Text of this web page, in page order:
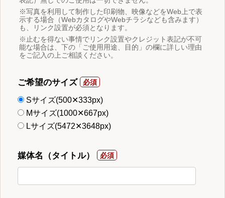
※写真を利用して制作した印刷物、映像などをWeb上で表
示する場合（WebカタログやWebチラシなども含みます）
も、リンク設置が必須となります。
※止むを得ない事情でリンク設置やクレジット表記が不可
能な場合は、下の「ご使用用途、目的」の欄に詳しい理由
をご記入の上ご相談ください。
ご希望のサイズ
Sサイズ(500✕333px)
Mサイズ(1000✕667px)
Lサイズ(5472✕3648px)
媒体名（タイトル）